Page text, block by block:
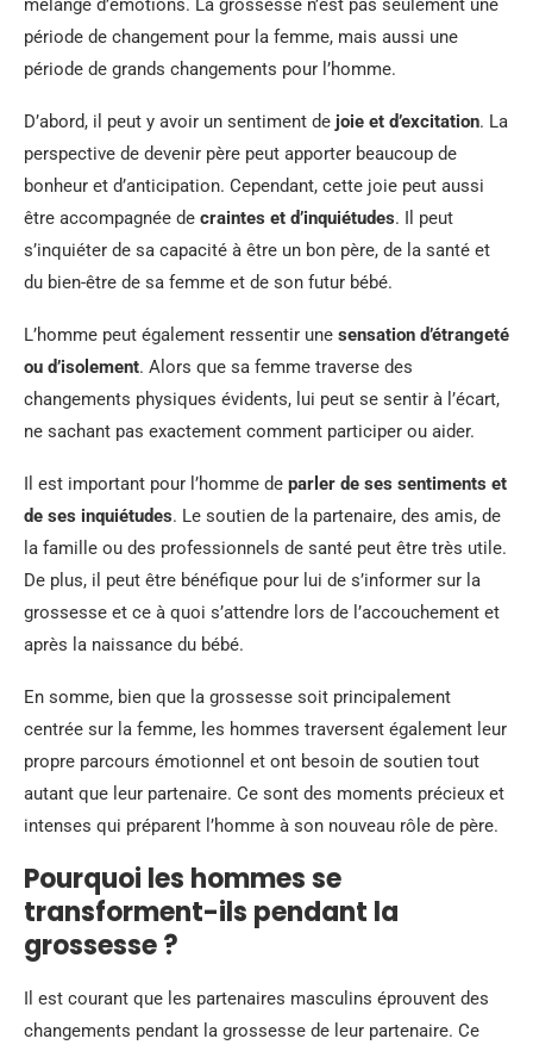
mélange d’émotions. La grossesse n’est pas seulement une
période de changement pour la femme, mais aussi une
période de grands changements pour l’homme.
D’abord, il peut y avoir un sentiment de joie et d’excitation. La
perspective de devenir père peut apporter beaucoup de
bonheur et d’anticipation. Cependant, cette joie peut aussi
être accompagnée de craintes et d’inquiétudes. Il peut
s’inquiéter de sa capacité à être un bon père, de la santé et
du bien-être de sa femme et de son futur bébé.
L’homme peut également ressentir une sensation d’étrangeté
ou d’isolement. Alors que sa femme traverse des
changements physiques évidents, lui peut se sentir à l’écart,
ne sachant pas exactement comment participer ou aider.
Il est important pour l’homme de parler de ses sentiments et
de ses inquiétudes. Le soutien de la partenaire, des amis, de
la famille ou des professionnels de santé peut être très utile.
De plus, il peut être bénéfique pour lui de s’informer sur la
grossesse et ce à quoi s’attendre lors de l’accouchement et
après la naissance du bébé.
En somme, bien que la grossesse soit principalement
centrée sur la femme, les hommes traversent également leur
propre parcours émotionnel et ont besoin de soutien tout
autant que leur partenaire. Ce sont des moments précieux et
intenses qui préparent l’homme à son nouveau rôle de père.
Pourquoi les hommes se
transforment-ils pendant la
grossesse ?
Il est courant que les partenaires masculins éprouvent des
changements pendant la grossesse de leur partenaire. Ce